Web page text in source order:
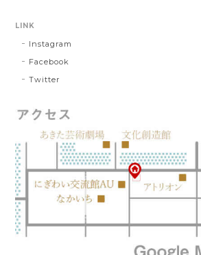
LINK
Instagram
Facebook
Twitter